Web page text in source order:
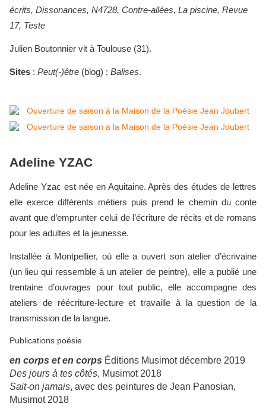
écrits, Dissonances, N4728, Contre-allées, La piscine, Revue
17, Teste
Julien Boutonnier vit à Toulouse (31).
Sites : Peut(-)être (blog) ; Balises.
Adeline YZAC
Adeline Yzac est née en Aquitaine. Après des études de lettres
elle exerce différents métiers puis prend le chemin du conte
avant que d’emprunter celui de l’écriture de récits et de romans
pour les adultes et la jeunesse.
Installée à Montpellier, où elle a ouvert son atelier d’écrivaine
(un lieu qui ressemble à un atelier de peintre), elle a publié une
trentaine d’ouvrages pour tout public, elle accompagne des
ateliers de réécriture-lecture et travaille à la question de la
transmission de la langue.
Publications poésie
en corps et en corps Éditions Musimot décembre 2019
Des jours à tes côtés, Musimot 2018
Sait-on jamais, avec des peintures de Jean Panosian,
Musimot 2018